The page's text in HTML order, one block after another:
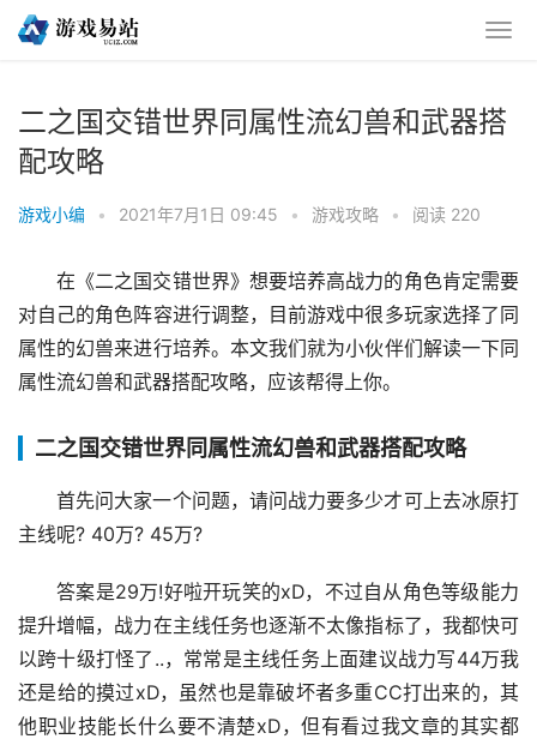
二之国交错世界同属性流幻兽和武器搭
配攻略
游戏小编 • 2021年7月1日 09:45 • 游戏攻略 • 阅读 220
在《二之国交错世界》想要培养高战力的角色肯定需要
对自己的角色阵容进行调整，目前游戏中很多玩家选择了同
属性的幻兽来进行培养。本文我们就为小伙伴们解读一下同
属性流幻兽和武器搭配攻略，应该帮得上你。
二之国交错世界同属性流幻兽和武器搭配攻略
首先问大家一个问题，请问战力要多少才可上去冰原打
主线呢? 40万? 45万?
答案是29万!好啦开玩笑的xD，不过自从角色等级能力
提升增幅，战力在主线任务也逐渐不太像指标了，我都快可
以跨十级打怪了..，常常是主线任务上面建议战力写44万我
还是给的摸过xD，虽然也是靠破坏者多重CC打出来的，其
他职业技能长什么要不清楚xD，但有看过我文章的其实都